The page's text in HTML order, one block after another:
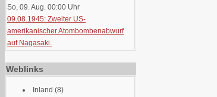
So, 09. Aug. 00:00 Uhr
09.08.1945: Zweiter US-
amerikanischer Atombombenabwurf
auf Nagasaki.
Weblinks
Inland (8)